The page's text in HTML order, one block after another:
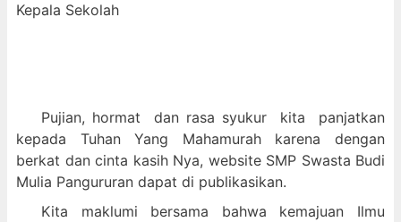
Kepala Sekolah
Pujian, hormat dan rasa syukur kita panjatkan
kepada Tuhan Yang Mahamurah karena dengan
berkat dan cinta kasih Nya, website SMP Swasta Budi
Mulia Pangururan dapat di publikasikan.
Kita maklumi bersama bahwa kemajuan Ilmu